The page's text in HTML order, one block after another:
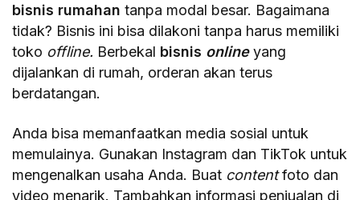
bisnis rumahan tanpa modal besar. Bagaimana
tidak? Bisnis ini bisa dilakoni tanpa harus memiliki
toko offline. Berbekal bisnis online yang
dijalankan di rumah, orderan akan terus
berdatangan.
Anda bisa memanfaatkan media sosial untuk
memulainya. Gunakan Instagram dan TikTok untuk
mengenalkan usaha Anda. Buat contentfoto dan
video menarik. Tambahkan informasi penjualan di